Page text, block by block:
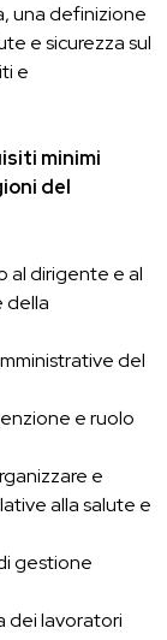
una definizione
e sicurezza sul
e
minimi
del
al dirigente e al
della
del
e ruolo
e
alla salute e
gestione
dei lavoratori